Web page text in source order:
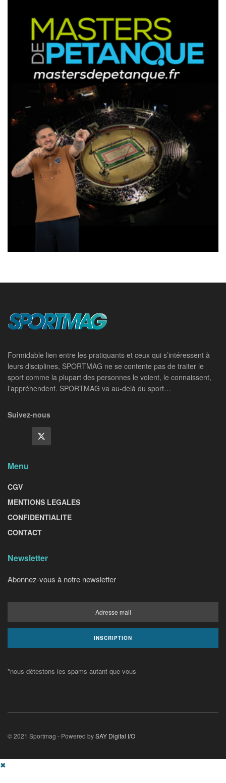
Formidable lien entre les pratiquants et ceux qui s’intéressent à
leurs disciplines, SPORTMAG ne se contente pas de traiter le
sport comme la plupart des personnes le voient, le connaissent,
l’appréhendent. SPORTMAG va au-delà du sport…
Suivez-nous
Menu
CGV
MENTIONS LEGALES
CONFIDENTIALITE
CONTACT
Newsletter
Abonnez-vous à notre newsletter
*nous détestons les spams autant que vous
© 2021 Sportmag - Powered bySAY Digital I/O
✖